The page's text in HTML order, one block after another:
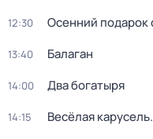
12:30 Осенний подарок
13:40 Балаган
14:00 Два богатыря
14:15 Весёлая карусель